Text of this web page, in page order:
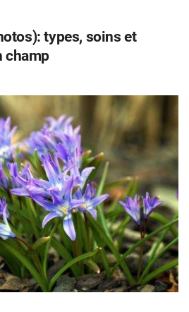
types, soins et
champ